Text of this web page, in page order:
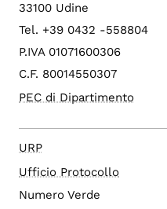
33100 Udine
Tel. +39 0432 -558804
P.IVA 01071600306
C.F. 80014550307
PEC di Dipartimento
URP
Ufficio Protocollo
Numero Verde